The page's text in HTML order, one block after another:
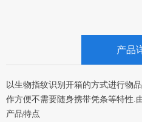
以生物指纹识别开箱的方式进行物
作方便不需要随身携带凭条等特性.
产品特点
产品